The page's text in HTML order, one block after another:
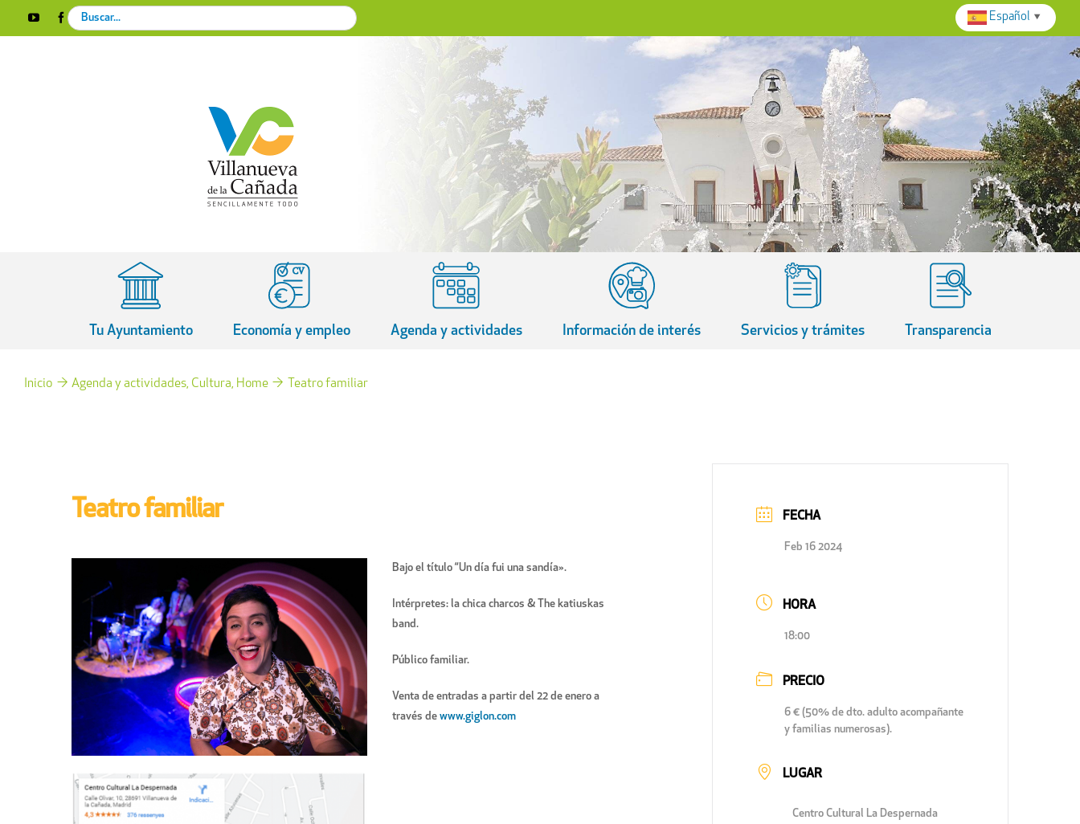
YouTubeFacebookInstagram
X
Search
for:
Tu Ayuntamiento Economía y empleo Agenda y actividades Información de interés Servicios y trámites Transparencia
Inicio Agenda y actividades Cultura Home Teatro familiar
Teatro familiar
Bajo el título “Un día fui una sandía».
Intérpretes: la chica charcos & The katiuskas
band.
Público familiar.
Venta de entradas a partir del 22 de enero a
través de www.giglon.com
FECHA
Feb 16 2024
HORA
18:00
PRECIO
6 € (50% de dto. adulto acompañante
y familias numerosas).
LUGAR
Centro Cultural La Despernada
Español ▼